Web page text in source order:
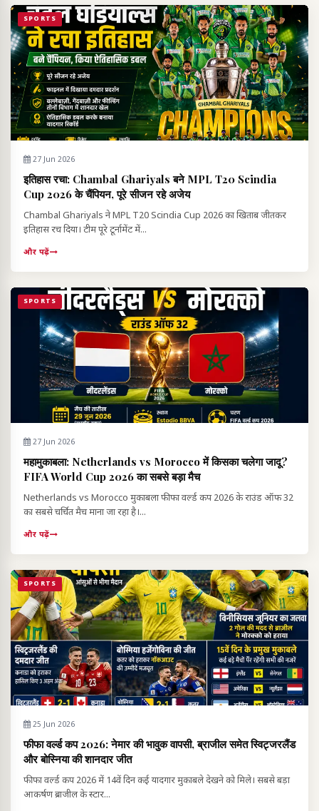
SPORTS
27 Jun 2026
इतिहास रचा: Chambal Ghariyals बने MPL T20 Scindia
Cup 2026 के चैंपियन, पूरे सीजन रहे अजेय
Chambal Ghariyals ने MPL T20 Scindia Cup 2026 का खिताब जीतकर
इतिहास रच दिया। टीम पूरे टूर्नामेंट में...
और पढ़ें
SPORTS
27 Jun 2026
महामुकाबला: Netherlands vs Morocco में किसका चलेगा जादू?
FIFA World Cup 2026 का सबसे बड़ा मैच
Netherlands vs Morocco मुकाबला फीफा वर्ल्ड कप 2026 के राउंड ऑफ 32
का सबसे चर्चित मैच माना जा रहा है।...
और पढ़ें
SPORTS
25 Jun 2026
फीफा वर्ल्ड कप 2026: नेमार की भावुक वापसी, ब्राजील समेत स्विट्जरलैंड
और बोस्निया की शानदार जीत
फीफा वर्ल्ड कप 2026 में 14वें दिन कई यादगार मुकाबले देखने को मिले। सबसे बड़ा
आकर्षण ब्राजील के स्टार...